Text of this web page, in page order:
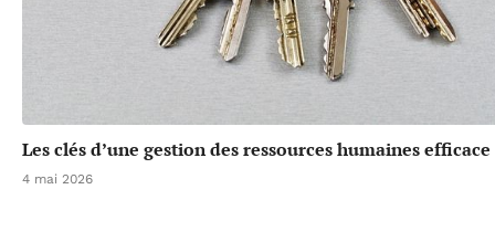
Les clés d’une gestion des ressources humaines efficace
4 mai 2026